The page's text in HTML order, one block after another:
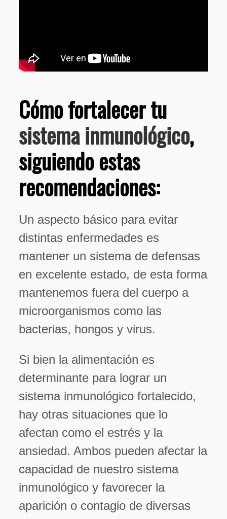
Cómo fortalecer tu
sistema inmunológico,
siguiendo estas
recomendaciones:
Un aspecto básico para evitar
distintas enfermedades es
mantener un sistema de defensas
en excelente estado, de esta forma
mantenemos fuera del cuerpo a
microorganismos como las
bacterias, hongos y virus.
Si bien la alimentación es
determinante para lograr un
sistema inmunológico fortalecido,
hay otras situaciones que lo
afectan como el estrés y la
ansiedad. Ambos pueden afectar la
capacidad de nuestro sistema
inmunológico y favorecer la
aparición o contagio de diversas